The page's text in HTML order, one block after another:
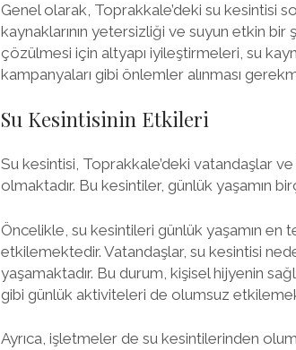
Genel olarak, Toprakkale’deki su kesintisi
kaynaklarının yetersizliği ve suyun etkin
çözülmesi için altyapı iyileştirmeleri, su
kampanyaları gibi önlemler alınması
Su Kesintisinin Etkileri
Su kesintisi, Toprakkale’deki vatandaşlar
olmaktadır. Bu kesintiler, günlük yaşamın
Öncelikle, su kesintileri günlük yaşamın en
etkilemektedir. Vatandaşlar, su kesintisi
yaşamaktadır. Bu durum, kişisel hijyenin
gibi günlük aktiviteleri de olumsuz
Ayrıca, işletmeler de su kesintilerinden